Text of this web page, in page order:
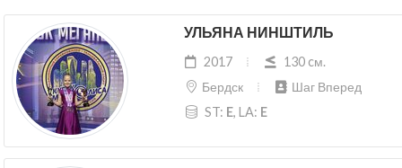
УЛЬЯНА НИНШТИЛЬ
2017
130 cм.
Бердск
Шаг Вперед
ST: E, LA: E